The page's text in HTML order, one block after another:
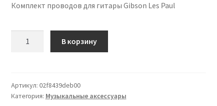
Комплект проводов для гитары Gibson Les Paul
for
Gibson
В корзину
Артикул: 02f8439deb00
Категория: Музыкальные аксессуары